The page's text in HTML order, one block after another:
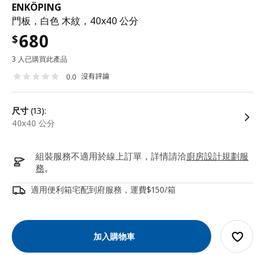
ENKÖPING
門板，白色 木紋，40x40 公分
$680
3 人已購買此產品
0.0 沒有評論
尺寸 (13):
40x40 公分
組裝服務不適用於線上訂單，詳情請洽廚房設計規劃服
務。
適用便利箱宅配到府服務，運費$150/箱
加入購物車